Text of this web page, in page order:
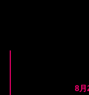
8月